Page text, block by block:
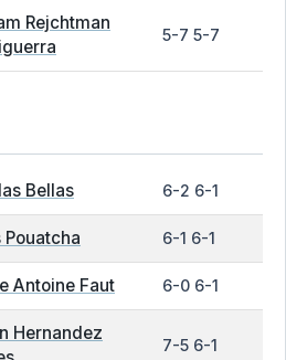
Rejchtman
5-7 5-7
Bellas 6-2 6-1
Pouatcha 6-1 6-1
Antoine Faut 6-0 6-1
Hernandez
7-5 6-1